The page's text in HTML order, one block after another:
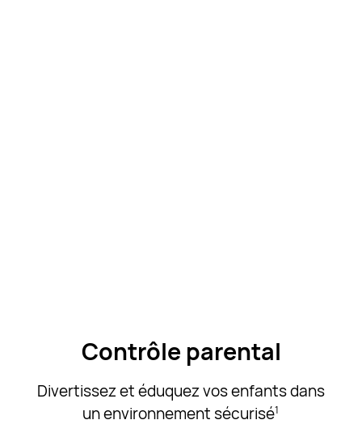
Contrôle parental
Divertissez et éduquez vos enfants dans
unenvironnement sécurisé1